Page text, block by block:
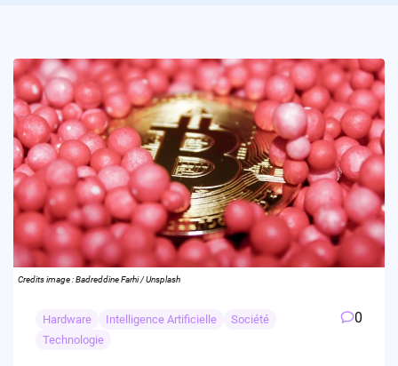
Credits image : Badreddine Farhi / Unsplash
Hardware Intelligence Artificielle
Société
Technologie
0